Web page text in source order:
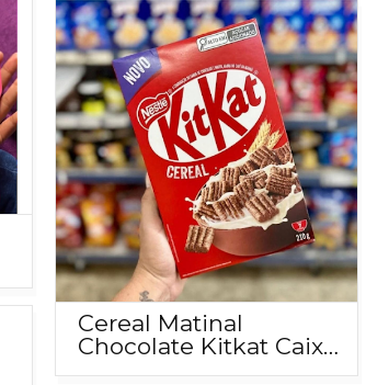
Cereal Matinal
Chocolate Kitkat Caixa
210g